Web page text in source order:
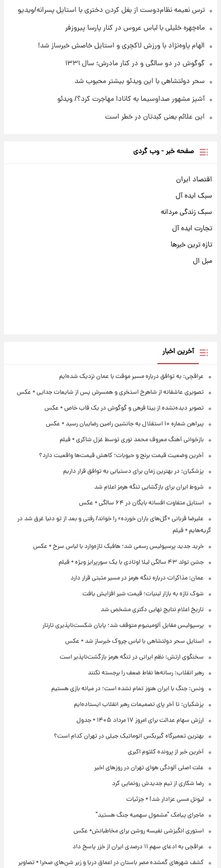
۱۶ ساعت پیش
قیمت محصولات ایران‌خودرو و سایپا امروز شنبه
ترس نعیمه نظام‌دوست از بغل کردن دختری با استایل پسرانه/ویدیو
ماه‌چهره خلیلی با لباس عروس در کنار پارسا پیروزفر
الهام پاوه‌نژاد با ورزش لاکچری و استایل خاصش خبرساز شد!
گوگوش در دو سالگی و در کنار مادرش؛ سال ۱۳۳۱
سحر دولتشاهی با این ویدئو بیشتر محبوب شد
آشپز مشهور صداوسیما به کانادا مهاجرت کرد؟/ ویدئو
این علائم یعنی کبدتان در خطر است
صفحه خبر - وب گردی
اقتصاد ایران
سبک ایده آل
سبک زندگی مردانه
تجارت ایده آل
تازه ترین خبرها
مبل ال
آخرین اخبار
عراقچی: به توافق درباره مسیر موقت با عمان نزدیک شده‌ایم
تصویری عاشقانه از شاهرخ استخری و همسرش پس از شایعات جدایی + عکس
تصویر دیده‌نشده از بیتا فرهی و گوگوش در یک قاب خاص + عکس
پیراهن شماره ۱۰ استقلال به جانشین رامین رضاییان رسید + عکس
بازخوانی آهنگ معروف محمد نوری توسط غزل شاکری + فیلم
آخرین وضعیت قیمت برنج و حبوبات؛ کاهش قیمت‌ها واقعیت دارد؟
پزشکیان: در بهترین زمان برای دستیابی به توافق قرار داریم
شروط ایران برای بازگشایی تنگه هرمز اعلام شد
استایل متفاوت افسانه بایگان در ۶۴ سالگی + عکس
علیرضا قربانی «گل‌های باران خورده» را خواند/ رفتی و بعد از تو دنیا غرق شد در
گریه‌هایم + فیلم
خرید جدید پرسپولیس رسمی شد؛ هافبک تازه‌وارد با لباس سرخ + عکس
جشن تولد ۴۳ سالگی لیلا اوتادی با یک سورپرایز ویژه + فیلم
عمان: مذاکرات درباره تنگه هرمز در مسیر مثبتی قرار دارد
شوک تازه به بازار لبنیات؛ قیمت شیر افزایش یافت
تاریخ اعلام نتایج نهایی دکتری مشخص شد
پرسپولیس مقابل آلومینیوم متوقف شد؛ پایان شکست‌ناپذیری تارتار
استایل سحر دولتشاهی با لباس چروک خبرساز شد + عکس
سخنگوی ارتش: نظم ایرانی در تنگه هرمز بازگشت‌ناپذیر است
رهبر انقلاب: رسانه‌ها نقاط ضعف را برجسته نکنند
ونس: جنگ با ایران هنوز تمام نشده است؛ در میانه بازی هستیم
پزشکیان: تا آخر پای تصمیمات رهبر انقلاب ایستاده‌ایم
ارزش سهام عدالت برای امروز ۱۷ مرداد ۱۴۰۵ + جدول
بهترین تعمیرگاه گیربکس اتوماتیک جیلی در تهران کدام است؟
آخرین خبر از پرونده کلثوم اکبری
علت اصلی آلودگی هوای تهران در روزهای اخیر
رضا شکاری از تیم جدیدش رونمایی کرد
لیونل مسی عزادار شد! + جزئیات
ماجرای پیامک "مشمول سهمیه جنگ هستید"
استوری انگیزشی نفیسه روشن برای مخاطبانش+ عکس
عراقچی به ادعای سهم ۱۱ درصدی ایران از خزر پاسخ داد
کشف شهرهای گمشده مصر باستان در اعماق دریا و زیر شن‌های صحرا + تصاویر